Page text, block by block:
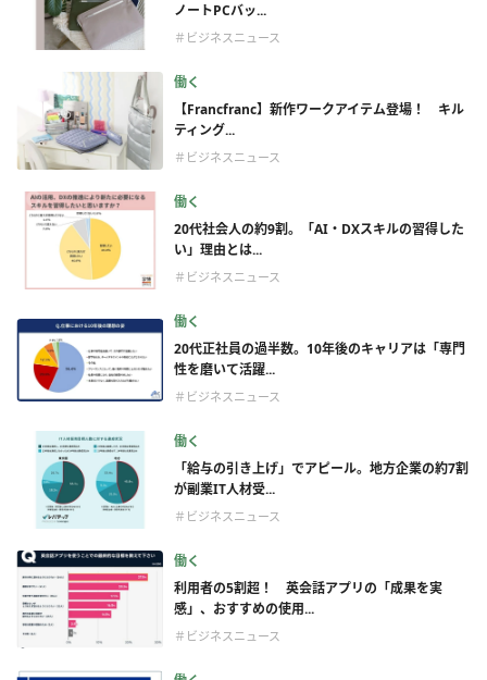
ノートPCバッ...
＃ビジネスニュース
働く
【Francfranc】新作ワークアイテム登場！ キル
ティング...
＃ビジネスニュース
働く
20代社会人の約9割。「AI・DXスキルの習得した
い」理由とは...
＃ビジネスニュース
働く
20代正社員の過半数。10年後のキャリアは「専門
性を磨いて活躍...
＃ビジネスニュース
働く
「給与の引き上げ」でアピール。地方企業の約7割
が副業IT人材受...
＃ビジネスニュース
働く
利用者の5割超！ 英会話アプリの「成果を実
感」、おすすめの使用...
＃ビジネスニュース